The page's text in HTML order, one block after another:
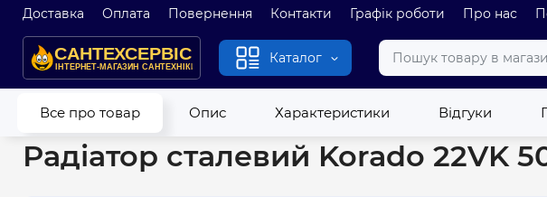
Доставка Оплата Повернення Контакти Графік роботи Про нас
Каталог
Все про товар Опис Характеристики Відгуки
Головна Радіатори опалення Сталеві радіатори Радіатор сталевий Korado
Радіатор сталевий Korado 22VK